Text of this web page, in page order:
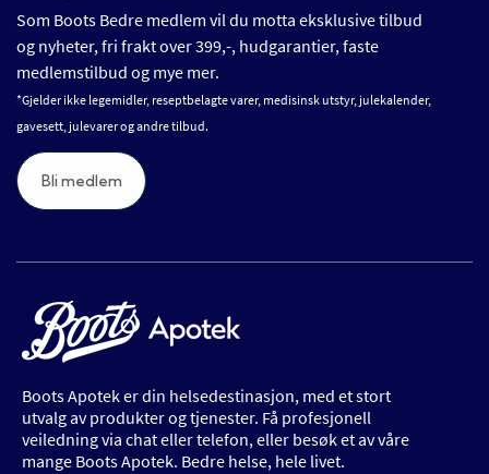
Som Boots Bedre medlem vil du motta eksklusive tilbud
og nyheter, fri frakt over 399,-, hudgarantier, faste
medlemstilbud og mye mer.
*Gjelder ikke legemidler, reseptbelagte varer, medisinsk utstyr, julekalender,
gavesett, julevarer og andre tilbud.
Bli medlem
Boots Apotek er din helsedestinasjon, med et stort
utvalg av produkter og tjenester. Få profesjonell
veiledning via chat eller telefon, eller besøk et av våre
mange Boots Apotek. Bedre helse, hele livet.